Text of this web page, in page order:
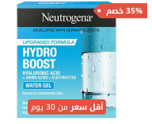
35% خصم
أقل سعرمن 30 يوم